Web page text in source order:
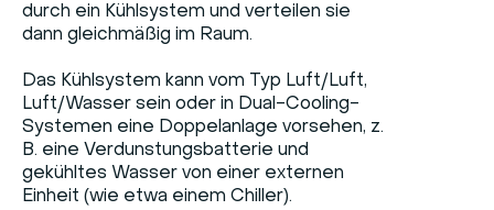
durch ein Kühlsystem und verteilen sie
dann gleichmäßig im Raum.
Das Kühlsystem kann vom Typ Luft/Luft,
Luft/Wasser sein oder in Dual-Cooling-
Systemen eine Doppelanlage vorsehen, z.
B. eine Verdunstungsbatterie und
gekühltes Wasser von einer externen
Einheit (wie etwa einem Chiller).